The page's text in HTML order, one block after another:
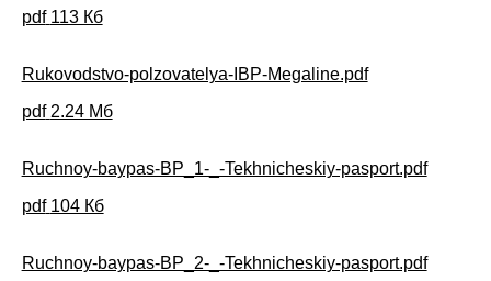
pdf 113 Кб
Rukovodstvo-polzovatelya-IBP-Megaline.pdf
pdf 2.24 Мб
Ruchnoy-baypas-BP_1-_-Tekhnicheskiy-pasport.pdf
pdf 104 Кб
Ruchnoy-baypas-BP_2-_-Tekhnicheskiy-pasport.pdf